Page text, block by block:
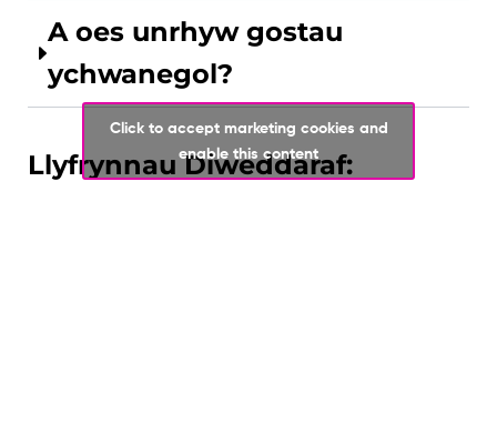
A oes unrhyw gostau
ychwanegol?
Click to accept marketing cookies and
enable this content
Llyfrynnau Diweddaraf: